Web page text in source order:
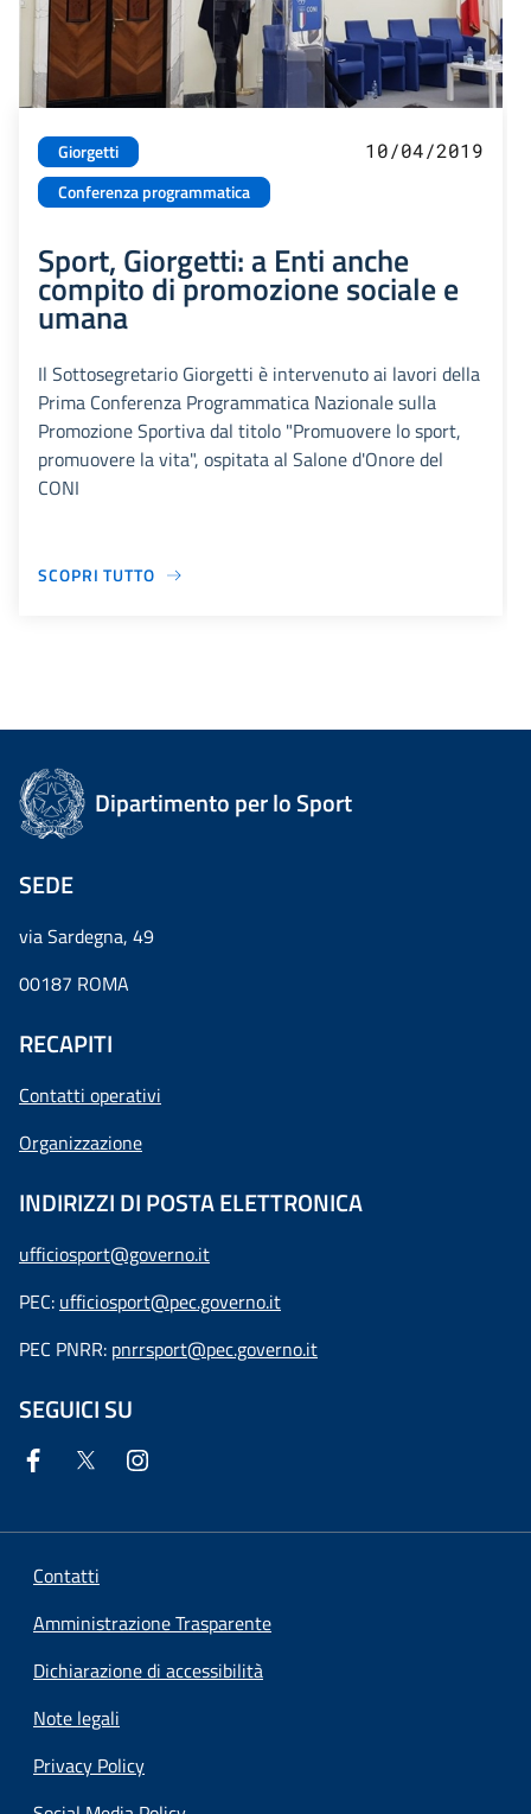
Giorgetti
Conferenza programmatica
10/04/2019
Sport, Giorgetti: a Enti anche
compito di promozione sociale e
umana
Il Sottosegretario Giorgetti è intervenuto ai lavori della
Prima Conferenza Programmatica Nazionale sulla
Promozione Sportiva dal titolo "Promuovere lo sport,
promuovere la vita", ospitata al Salone d'Onore del
CONI
SCOPRI TUTTO
Dipartimento per lo Sport
SEDE
via Sardegna, 49
00187 ROMA
RECAPITI
Contatti operativi
Organizzazione
INDIRIZZI DI POSTA ELETTRONICA
ufficiosport@governo.it
PEC: ufficiosport@pec.governo.it
PEC PNRR: pnrrsport@pec.governo.it
SEGUICI SU
Contatti
Amministrazione Trasparente
Dichiarazione di accessibilità
Note legali
Privacy Policy